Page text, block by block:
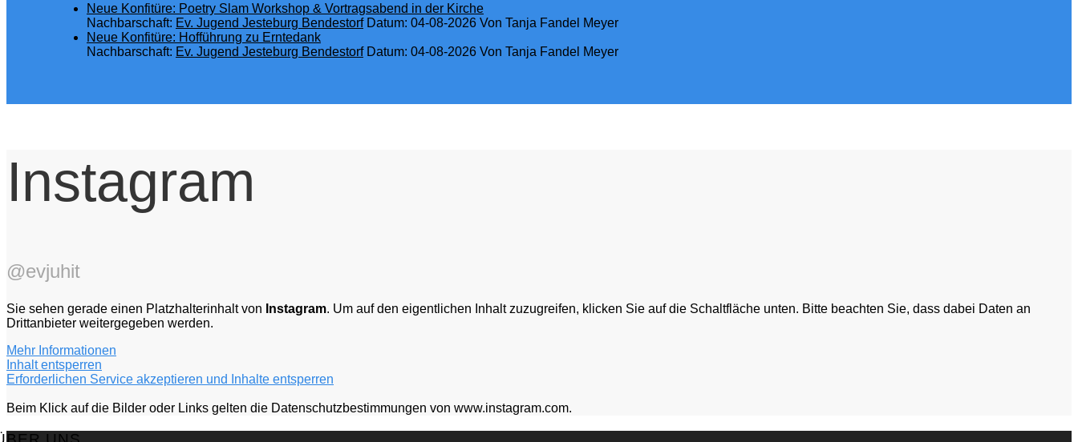
Neue Konfitüre: Poetry Slam Workshop & Vortragsabend in der Kirche
Nachbarschaft: Ev. Jugend Jesteburg Bendestorf Datum: 04-08-2026 Von Tanja Fandel Meyer
Neue Konfitüre: Hofführung zu Erntedank
Nachbarschaft: Ev. Jugend Jesteburg Bendestorf Datum: 04-08-2026 Von Tanja Fandel Meyer
Instagram
@evjuhit
Sie sehen gerade einen Platzhalterinhalt von Instagram. Um auf den eigentlichen Inhalt zuzugreifen, klicken Sie auf die Schaltfläche unten. Bitte beachten Sie, dass dabei Daten an
Drittanbieter weitergegeben werden.
Mehr Informationen
Inhalt entsperren
Erforderlichen Service akzeptieren und Inhalte entsperren
Beim Klick auf die Bilder oder Links gelten die Datenschutzbestimmungen von www.instagram.com.